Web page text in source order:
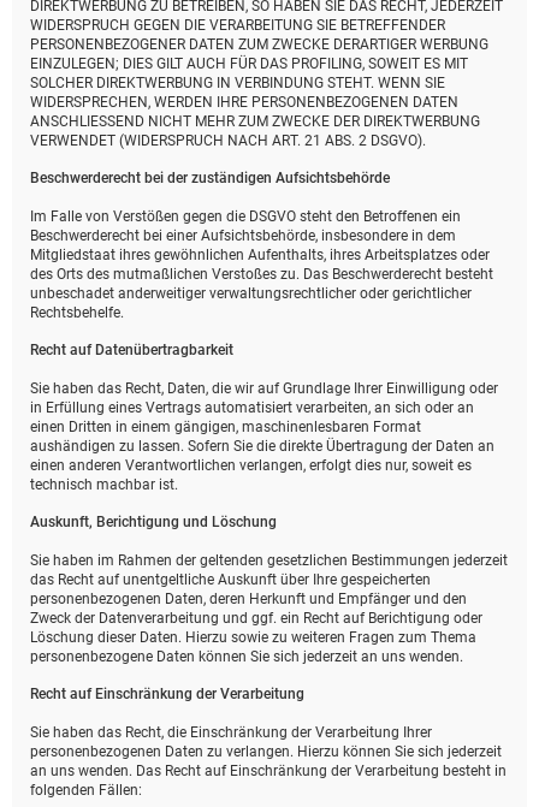
DIREKTWERBUNG ZU BETREIBEN, SO HABEN SIE DAS RECHT, JEDERZEIT
WIDERSPRUCH GEGEN DIE VERARBEITUNG SIE BETREFFENDER
PERSONENBEZOGENER DATEN ZUM ZWECKE DERARTIGER WERBUNG
EINZULEGEN; DIES GILT AUCH FÜR DAS PROFILING, SOWEIT ES MIT
SOLCHER DIREKTWERBUNG IN VERBINDUNG STEHT. WENN SIE
WIDERSPRECHEN, WERDEN IHRE PERSONENBEZOGENEN DATEN
ANSCHLIESSEND NICHT MEHR ZUM ZWECKE DER DIREKTWERBUNG
VERWENDET (WIDERSPRUCH NACH ART. 21 ABS. 2 DSGVO).
Beschwerde­recht bei der zuständigen Aufsichts­behörde
Im Falle von Verstößen gegen die DSGVO steht den Betroffenen ein
Beschwerderecht bei einer Aufsichtsbehörde, insbesondere in dem
Mitgliedstaat ihres gewöhnlichen Aufenthalts, ihres Arbeitsplatzes oder
des Orts des mutmaßlichen Verstoßes zu. Das Beschwerderecht besteht
unbeschadet anderweitiger verwaltungsrechtlicher oder gerichtlicher
Rechtsbehelfe.
Recht auf Daten­übertrag­barkeit
Sie haben das Recht, Daten, die wir auf Grundlage Ihrer Einwilligung oder
in Erfüllung eines Vertrags automatisiert verarbeiten, an sich oder an
einen Dritten in einem gängigen, maschinenlesbaren Format
aushändigen zu lassen. Sofern Sie die direkte Übertragung der Daten an
einen anderen Verantwortlichen verlangen, erfolgt dies nur, soweit es
technisch machbar ist.
Auskunft, Berichtigung und Löschung
Sie haben im Rahmen der geltenden gesetzlichen Bestimmungen jederzeit
das Recht auf unentgeltliche Auskunft über Ihre gespeicherten
personenbezogenen Daten, deren Herkunft und Empfänger und den
Zweck der Datenverarbeitung und ggf. ein Recht auf Berichtigung oder
Löschung dieser Daten. Hierzu sowie zu weiteren Fragen zum Thema
personenbezogene Daten können Sie sich jederzeit an uns wenden.
Recht auf Einschränkung der Verarbeitung
Sie haben das Recht, die Einschränkung der Verarbeitung Ihrer
personenbezogenen Daten zu verlangen. Hierzu können Sie sich jederzeit
an uns wenden. Das Recht auf Einschränkung der Verarbeitung besteht in
folgenden Fällen: